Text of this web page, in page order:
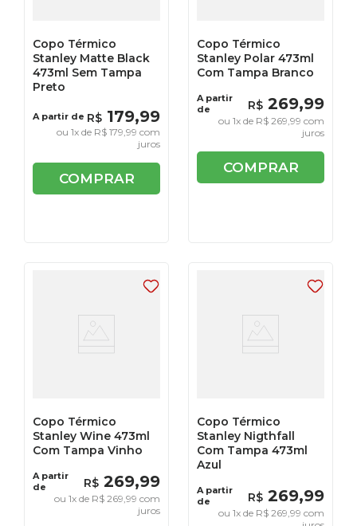
Copo Térmico
Stanley Matte Black
473ml Sem Tampa
Preto
A partir de R$ 179,99
ou1x de R$ 179,99 com
juros
COMPRAR
Copo Térmico
Stanley Polar 473ml
Com Tampa Branco
A partir
de
R$ 269,99
ou1x de R$ 269,99 com
juros
COMPRAR
Copo Térmico
Stanley Wine 473ml
Com Tampa Vinho
A partir
de
R$ 269,99
ou1x de R$ 269,99 com
juros
Copo Térmico
Stanley Nigthfall
Com Tampa 473ml
Azul
A partir
de
R$ 269,99
ou1x de R$ 269,99 com